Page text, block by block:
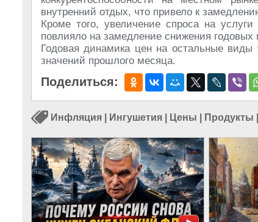
внутренний отдых, что привело к
Кроме того, увеличение спроса на
повлияло на замедление снижения годовых
Годовая динамика цен на остальные виды
значений прошлого месяца.
Поделиться:
Инфляция Ингушетия Цены Продукты